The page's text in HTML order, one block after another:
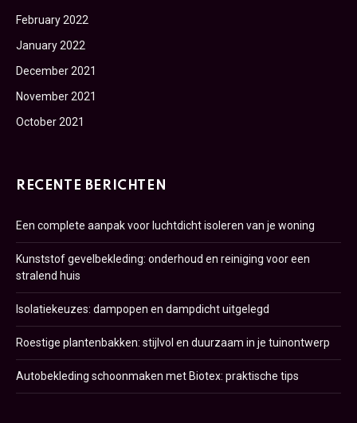
February 2022
January 2022
December 2021
November 2021
October 2021
RECENTE BERICHTEN
Een complete aanpak voor luchtdicht isoleren van je woning
Kunststof gevelbekleding: onderhoud en reiniging voor een
stralend huis
Isolatiekeuzes: dampopen en dampdicht uitgelegd
Roestige plantenbakken: stijlvol en duurzaam in je tuinontwerp
Autobekleding schoonmaken met Biotex: praktische tips